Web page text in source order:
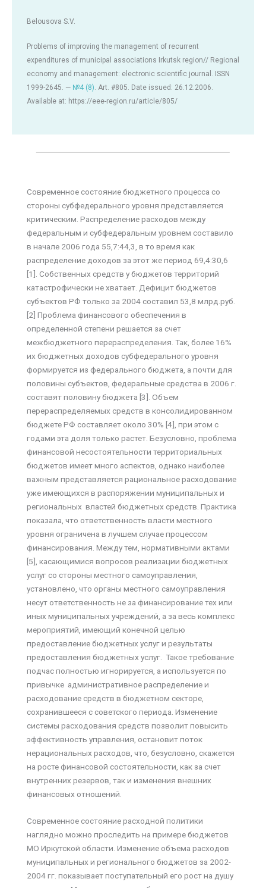
Belousova S.V.
Problems of improving the management of recurrent
expenditures of municipal associations Irkutsk region// Regional
economy and management: electronic scientific journal. ISSN
1999-2645. — №4 (8) . Art. #805. Date issued: 26.12.2006.
Available at: https://eee-region.ru/article/805/
Современное состояние бюджетного процесса со
стороны субфедерального уровня представляется
критическим. Распределение расходов между
федеральным и субфедеральным уровнем составило
в начале 2006 года 55,7:44,3, в то время как
распределение доходов за этот же период 69,4:30,6
[1]. Собственных средств у бюджетов территорий
катастрофически не хватает. Дефицит бюджетов
субъектов РФ только за 2004 составил 53,8 млрд.руб.
[2] Проблема финансового обеспечения в
определенной степени решается за счет
межбюджетного перераспределения. Так, более 16%
их бюджетных доходов субфедерального уровня
формируется из федерального бюджета, а почти для
половины субъектов, федеральные средства в 2006 г.
составят половину бюджета [3]. Объем
перераспределяемых средств в консолидированном
бюджете РФ составляет около 30% [4], при этом с
годами эта доля только растет. Безусловно, проблема
финансовой несостоятельности территориальных
бюджетов имеет много аспектов, однако наиболее
важным представляется рациональное расходование
уже имеющихся в распоряжении муниципальных и
региональных властей бюджетных средств. Практика
показала, что ответственность власти местного
уровня ограничена в лучшем случае процессом
финансирования. Между тем, нормативными актами
[5], касающимися вопросов реализации бюджетных
услуг со стороны местного самоуправления,
установлено, что органы местного самоуправления
несут ответственность не за финансирование тех или
иных муниципальных учреждений, а за весь комплекс
мероприятий, имеющий конечной целью
предоставление бюджетных услуг и результаты
предоставления бюджетных услуг. Такое требование
подчас полностью игнорируется, а используется по
привычке административное распределение и
расходование средств в бюджетном секторе,
сохранившееся с советского периода. Изменение
системы расходования средств позволит повысить
эффективность управления, остановит поток
нерациональных расходов, что, безусловно, скажется
на росте финансовой состоятельности, как за счет
внутренних резервов, так и изменения внешних
финансовых отношений.
Современное состояние расходной политики
наглядно можно проследить на примере бюджетов
МО Иркутской области. Изменение объема расходов
муниципальных и регионального бюджетов за 2002-
2004 гг. показывает поступательный его рост на душу